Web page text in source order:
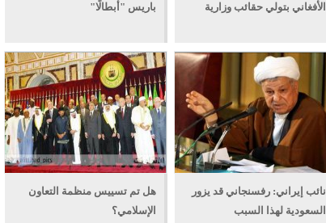
الأفغاني بتولي حقائب وزارية
باريس "أبطالًا"
نائب إيراني: رفسنجاني قد يزور
السعودية لهذا السبب
هل تم تسييس منظمة التعاون
الإسلامي؟